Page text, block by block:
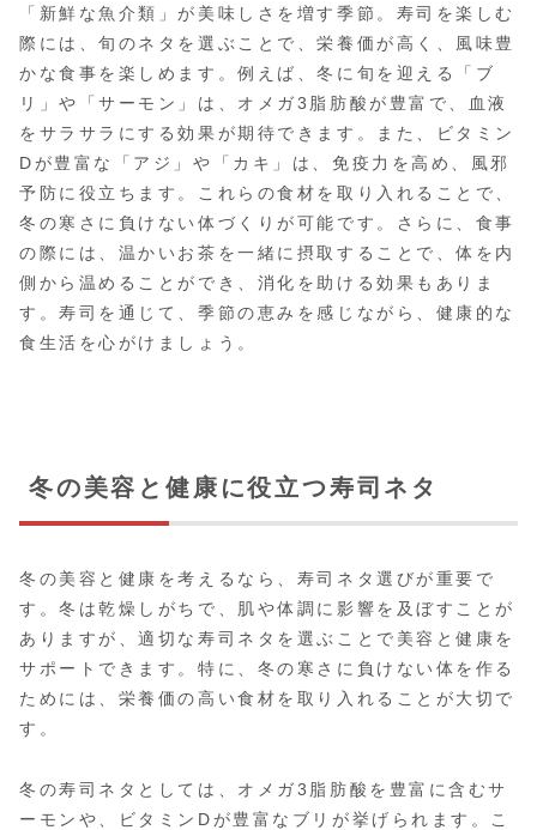
「新鮮な魚介類」が美味しさを増す季節。寿司を楽しむ
際には、旬のネタを選ぶことで、栄養価が高く、風味豊
かな食事を楽しめます。例えば、冬に旬を迎える「ブ
リ」や「サーモン」は、オメガ3脂肪酸が豊富で、血液
をサラサラにする効果が期待できます。また、ビタミン
Dが豊富な「アジ」や「カキ」は、免疫力を高め、風邪
予防に役立ちます。これらの食材を取り入れることで、
冬の寒さに負けない体づくりが可能です。さらに、食事
の際には、温かいお茶を一緒に摂取することで、体を内
側から温めることができ、消化を助ける効果もありま
す。寿司を通じて、季節の恵みを感じながら、健康的な
食生活を心がけましょう。
冬の美容と健康に役立つ寿司ネタ
冬の美容と健康を考えるなら、寿司ネタ選びが重要で
す。冬は乾燥しがちで、肌や体調に影響を及ぼすことが
ありますが、適切な寿司ネタを選ぶことで美容と健康を
サポートできます。特に、冬の寒さに負けない体を作る
ためには、栄養価の高い食材を取り入れることが大切で
す。
冬の寿司ネタとしては、オメガ3脂肪酸を豊富に含むサ
ーモンや、ビタミンDが豊富なブリが挙げられます。こ